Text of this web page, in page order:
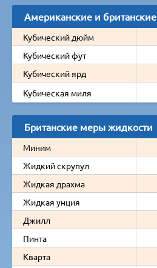
Американские и британские
Кубический дюйм
Кубический фут
Кубический ярд
Кубическая миля
Британские меры жидкости
Миним
Жидкий скрупул
Жидкая драхма
Жидкая унция
Джилл
Пинта
Кварта